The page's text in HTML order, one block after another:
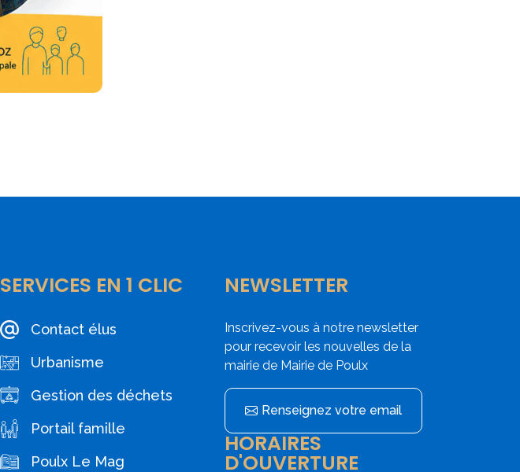
SERVICES EN 1 CLIC
Contact élus
Urbanisme
Gestion des déchets
Portail famille
Poulx Le Mag
NEWSLETTER
Inscrivez-vous à notre newsletter
pour recevoir les nouvelles de la
mairie de Mairie de Poulx
Renseignez votre email
HORAIRES
D'OUVERTURE